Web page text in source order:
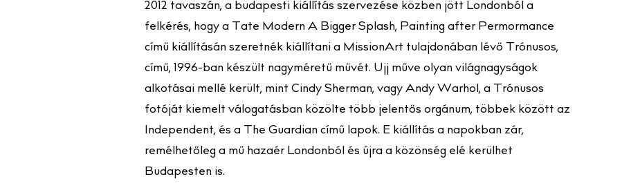
2012 tavaszán, a budapesti kiállítás szervezése közben jött Londonból a
felkérés, hogy a Tate Modern A Bigger Splash, Painting after Permormance
című kiállításán szeretnék kiállítani a MissionArt tulajdonában lévő Trónusos,
című, 1996-ban készült nagyméretű művét. Ujj műve olyan világnagyságok
alkotásai mellé került, mint Cindy Sherman, vagy Andy Warhol, a Trónusos
fotóját kiemelt válogatásban közölte több jelentős orgánum, többek között az
Independent, és a The Guardian című lapok. E kiállítás a napokban zár,
remélhetőleg a mű hazaér Londonból és újra a közönség elé kerülhet
Budapesten is.